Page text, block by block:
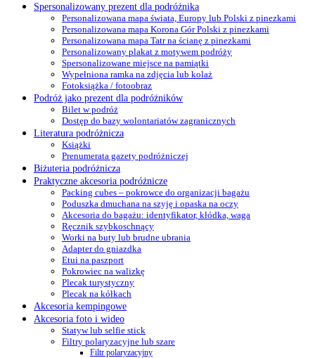
Spersonalizowany prezent dla podróżnika
Personalizowana mapa świata, Europy lub Polski z pinezkami
Personalizowana mapa Korona Gór Polski z pinezkami
Personalizowana mapa Tatr na ścianę z pinezkami
Personalizowany plakat z motywem podróży
Spersonalizowane miejsce na pamiątki
Wypełniona ramka na zdjęcia lub kolaż
Fotoksiążka / fotoobraz
Podróż jako prezent dla podróżników
Bilet w podróż
Dostęp do bazy wolontariatów zagranicznych
Literatura podróżnicza
Książki
Prenumerata gazety podróżniczej
Biżuteria podróżnicza
Praktyczne akcesoria podróżnicze
Packing cubes – pokrowce do organizacji bagażu
Poduszka dmuchana na szyję i opaska na oczy
Akcesoria do bagażu: identyfikator, kłódka, waga
Ręcznik szybkoschnący
Worki na buty lub brudne ubrania
Adapter do gniazdka
Etui na paszport
Pokrowiec na walizkę
Plecak turystyczny
Plecak na kółkach
Akcesoria kempingowe
Akcesoria foto i wideo
Statyw lub selfie stick
Filtry polaryzacyjne lub szare
Filtr polaryzacyjny